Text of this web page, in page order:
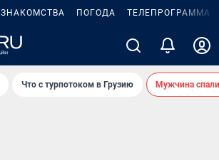
ЗНАКОМСТВА ПОГОДА ТЕЛЕПРОГРАММА
Что с турпотоком в Грузию Мужчина